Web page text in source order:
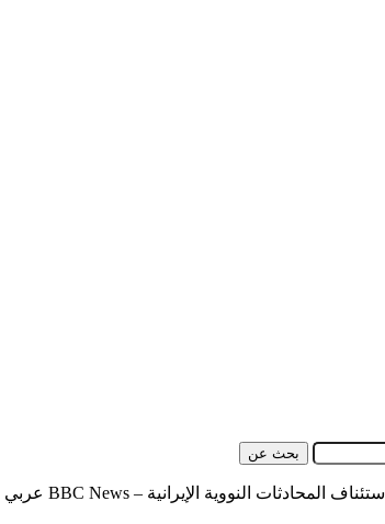
بحث عن
استئناف المحادثات النووية الإيرانية – BBC News عربي